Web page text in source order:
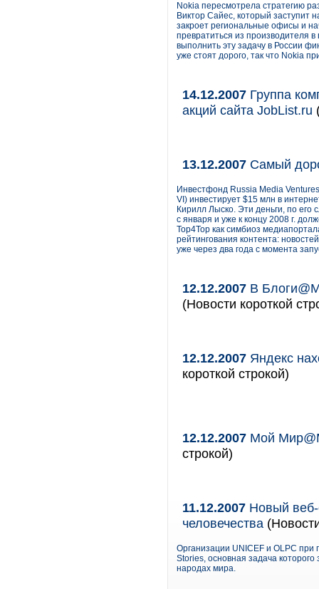
Nokia пересмотрела стратегию
Виктор Сайес, который заступит
закроет региональные офисы и
превратиться из производителя
выполнить эту задачу в России
уже стоят дорого, так что Nokia
14.12.2007 Группа
акций сайта JobList.ru
13.12.2007 Самый
Инвестфонд Russia Media
VI) инвестирует $15 млн в
Кирилл Лыско. Эти деньги, по его
с января и уже к концу 2008 г.
Top4Top как симбиоз
рейтингования контента:
уже через два года с момента
12.12.2007 В
(Новости короткой
12.12.2007 Яндекс
короткой строкой)
12.12.2007 Мой
строкой)
11.12.2007 Новый веб-
человечества
Организации UNICEF и OLPC
Stories, основная задача
народах мира.